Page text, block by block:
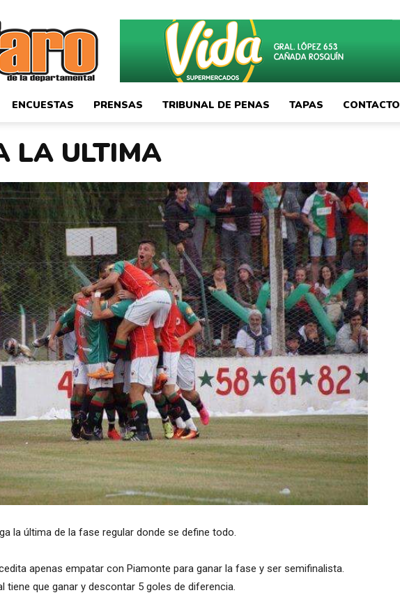
El
Faro
Deportivo
ENCUESTAS PRENSAS TRIBUNAL DE PENAS TAPAS CONTACTO
LA ULTIMA
la última de la fase regular donde se define todo.
apenas empatar con Piamonte para ganar la fase y ser semifinalista.
tiene que ganar y descontar 5 goles de diferencia.